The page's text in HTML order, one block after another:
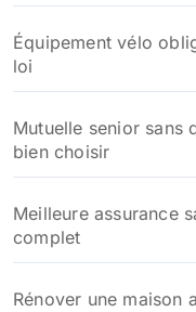
Équipement vélo
loi
Mutuelle senior sans
bien choisir
Meilleure assurance
complet
Rénover une maison